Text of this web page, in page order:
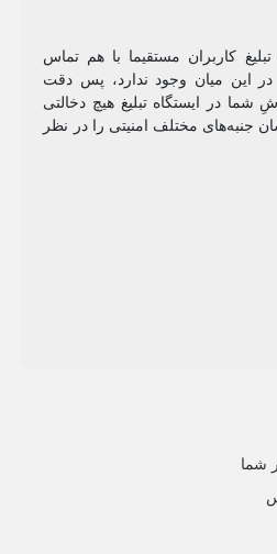
کاربران مستقیما با هم تماس
این میان وجود ندارد، پس دقت
شما در ایستگاه تبلیغ هیچ دخالتی
جنبه‌های مختلف امنیتی را در نظر
شما